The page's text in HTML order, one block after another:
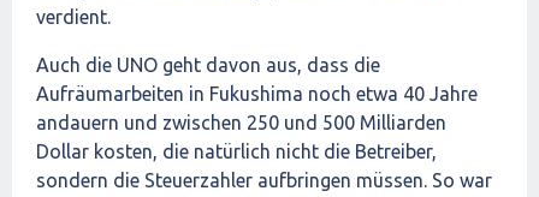
verdient.
Auch die UNO geht davon aus, dass die
Aufräumarbeiten in Fukushima noch etwa 40 Jahre
andauern und zwischen 250 und 500 Milliarden
Dollar kosten, die natürlich nicht die Betreiber,
sondern die Steuerzahler aufbringen müssen. So war